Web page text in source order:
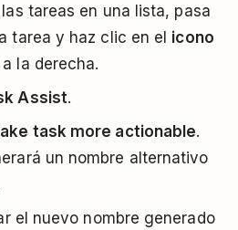
tareas en una lista, pasa
tarea y haz clic en el icono
a la derecha.
Assist.
task more actionable.
un nombre alternativo
el nuevo nombre generado